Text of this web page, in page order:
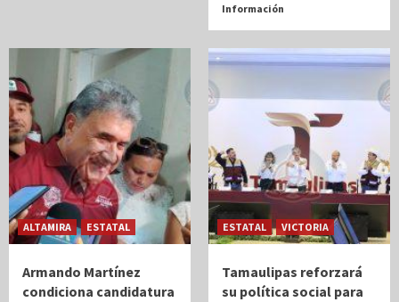
Información
ALTAMIRA ESTATAL
Armando Martínez
condiciona candidatura
ESTATAL VICTORIA
Tamaulipas reforzará
su política social para